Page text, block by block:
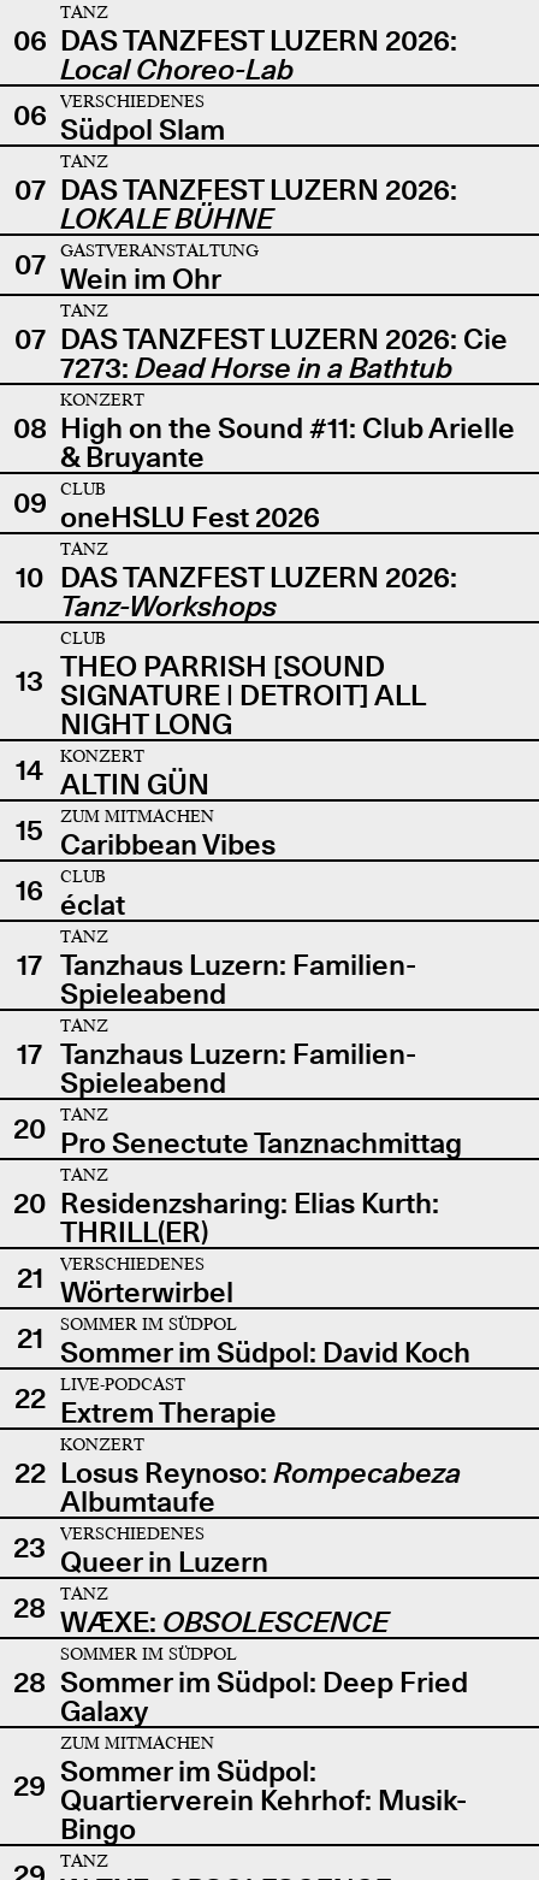
06
TANZ
DAS TANZFEST LUZERN 2026:
Local Choreo-Lab
06
VERSCHIEDENES
Südpol Slam
07
TANZ
DAS TANZFEST LUZERN 2026:
LOKALE BÜHNE
07
GASTVERANSTALTUNG
Wein im Ohr
07
TANZ
DAS TANZFEST LUZERN 2026: Cie
7273: Dead Horse in a Bathtub
08
KONZERT
High on the Sound #11: Club Arielle
& Bruyante
09
CLUB
oneHSLU Fest 2026
10
TANZ
DAS TANZFEST LUZERN 2026:
Tanz-Workshops
13
CLUB
THEO PARRISH [SOUND
SIGNATURE | DETROIT] ALL
NIGHT LONG
14
KONZERT
ALTIN GÜN
15
ZUM MITMACHEN
Caribbean Vibes
16
CLUB
éclat
17
TANZ
Tanzhaus Luzern: Familien-
Spieleabend
17
TANZ
Tanzhaus Luzern: Familien-
Spieleabend
20
TANZ
Pro Senectute Tanznachmittag
20
TANZ
Residenzsharing: Elias Kurth:
THRILL(ER)
21
VERSCHIEDENES
Wörterwirbel
21
SOMMER IM SÜDPOL
Sommer im Südpol: David Koch
22
LIVE-PODCAST
Extrem Therapie
22
KONZERT
Losus Reynoso: Rompecabeza
Albumtaufe
23
VERSCHIEDENES
Queer in Luzern
28
TANZ
WÆXE: OBSOLESCENCE
28
SOMMER IM SÜDPOL
Sommer im Südpol: Deep Fried
Galaxy
29
ZUM MITMACHEN
Sommer im Südpol:
Quartierverein Kehrhof: Musik-
Bingo
TANZ